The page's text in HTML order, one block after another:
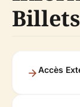
Billets
Accès